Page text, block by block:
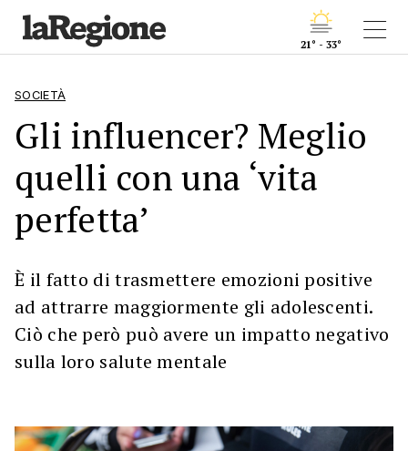
21° - 33°
SOCIETÀ
Gli influencer? Meglio
quelli con una ‘vita
perfetta’
È il fatto di trasmettere emozioni positive
ad attrarre maggiormente gli adolescenti.
Ciò che però può avere un impatto negativo
sulla loro salute mentale